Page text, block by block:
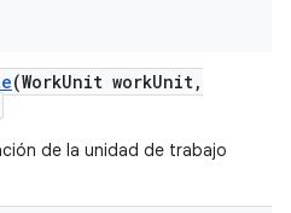
(WorkUnit workUnit,
de la unidad de trabajo